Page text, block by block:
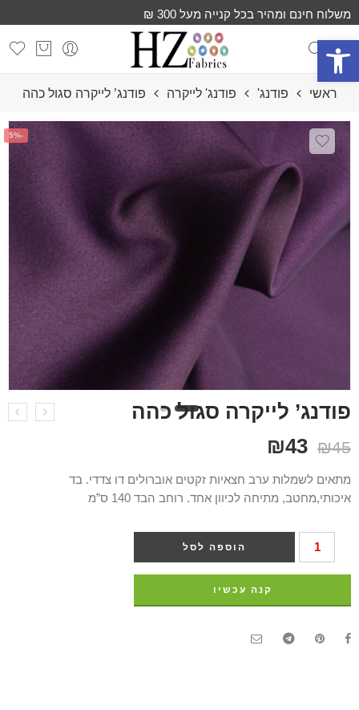
פתח סרגל נגישות
משלוח חינם ומהיר בכל קנייה מעל 300 ₪
ראשי פודנג' פודנג' לייקרה פודנג’ לייקרה סגול כהה
-5%
פודנג’ לייקרה סגול כהה
₪45
₪43
מתאים לשמלות ערב חצאיות זקטים אוברולים דו צדדי. בד
איכותי,מחטב, מתיחה לכיוון אחד. רוחב הבד 140 ס”מ
הוספה לסל
קנה עכשיו